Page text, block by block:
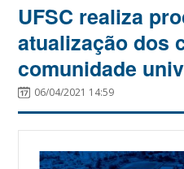
UFSC realiza
atualização dos
comunidade
06/04/2021 14:59